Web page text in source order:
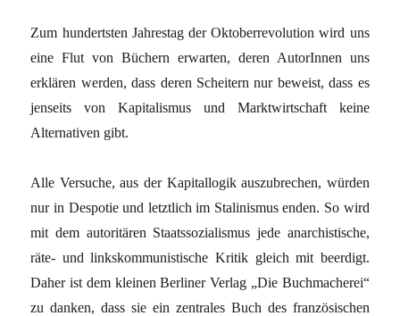
Zum hundertsten Jahrestag der Oktoberrevolution wird uns
eine Flut von Büchern erwarten, deren AutorInnen uns
erklären werden, dass deren Scheitern nur beweist, dass es
jenseits von Kapitalismus und Marktwirtschaft keine
Alternativen gibt.
Alle Versuche, aus der Kapitallogik auszubrechen, würden
nur in Despotie und letztlich im Stalinismus enden. So wird
mit dem autoritären Staatssozialismus jede anarchistische,
räte- und linkskommunistische Kritik gleich mit beerdigt.
Daher ist dem kleinen Berliner Verlag „Die Buchmacherei“
zu danken, dass sie ein zentrales Buch des französischen